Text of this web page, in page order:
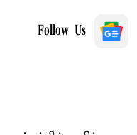
Follow Us